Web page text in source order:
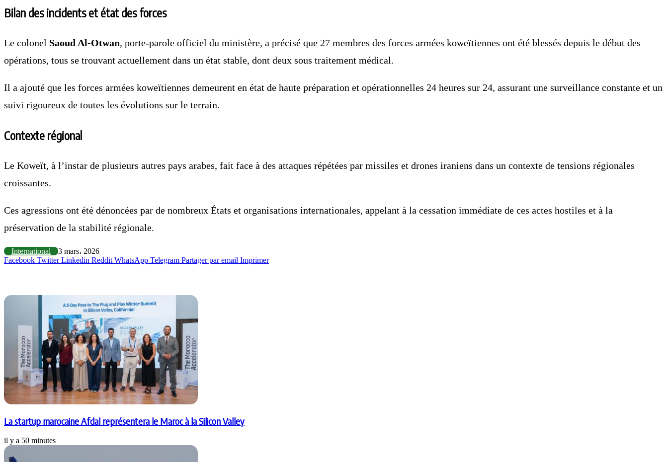
Bilan des incidents et état des forces
Le colonel Saoud Al-Otwan, porte-parole officiel du ministère, a précisé que 27 membres des forces armées koweïtiennes ont été blessés depuis le début des
opérations, tous se trouvant actuellement dans un état stable, dont deux sous traitement médical.
Il a ajouté que les forces armées koweïtiennes demeurent en état de haute préparation et opérationnelles 24 heures sur 24, assurant une surveillance constante et un
suivi rigoureux de toutes les évolutions sur le terrain.
Contexte régional
Le Koweït, à l’instar de plusieurs autres pays arabes, fait face à des attaques répétées par missiles et drones iraniens dans un contexte de tensions régionales
croissantes.
Ces agressions ont été dénoncées par de nombreux États et organisations internationales, appelant à la cessation immédiate de ces actes hostiles et à la
préservation de la stabilité régionale.
International
3 mars، 2026
Facebook Twitter Linkedin Reddit WhatsApp Telegram Partager par email Imprimer
La startup marocaine Afdal représentera le Maroc à la Silicon Valley
il y a 50 minutes